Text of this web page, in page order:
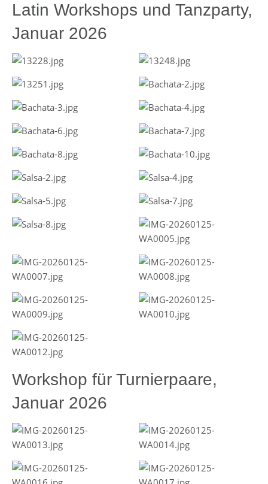
Latin Workshops und Tanzparty,
Januar 2026
Workshop für Turnierpaare,
Januar 2026